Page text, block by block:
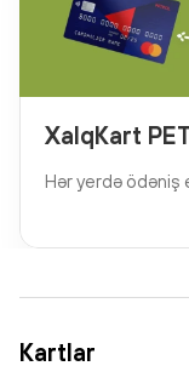
XalqKart
Hər yerdə ödəniş
Kartlar